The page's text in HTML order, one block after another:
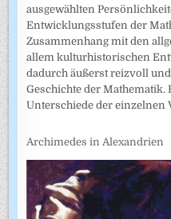
ausgewählten
Entwicklungsstufen der
Zusammenhang mit den
allem kulturhistorischen
dadurch äußerst reizvoll
Geschichte der
Unterschiede der einzelnen
Archimedes in Alexandrien